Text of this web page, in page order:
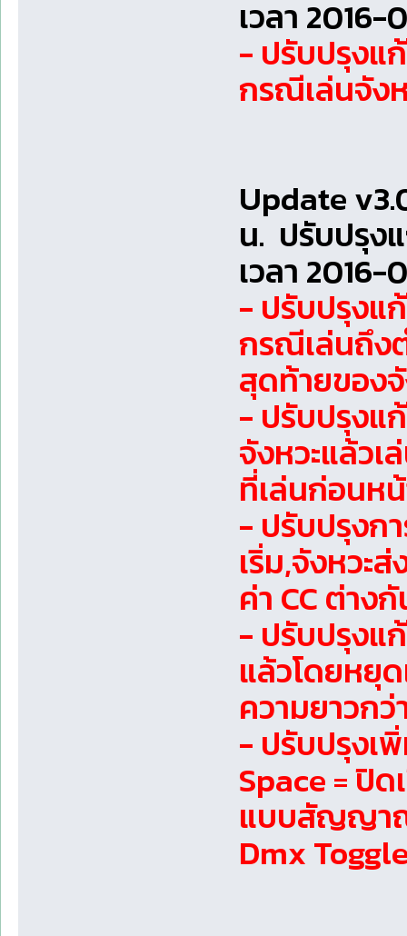
เวลา
- ปรับปรุงแ
กรณีเล่นจัง
Update
น. ปรับปรุง
เวลา 2016-
- ปรับปรุงแ
กรณีเล่นถึง
สุดท้ายของ
- ปรับปรุงแ
จังหวะแล้วเ
ที่เล่นก่อนห
- ปรับปรุงก
เริ่ม,จังหวะ
ค่า CC ต่าง
- ปรับปรุงแ
แล้วโดยหยุ
ความยาวก
- ปรับปรุงเ
Space = ปิ
แบบสัญญาณ
Dmx